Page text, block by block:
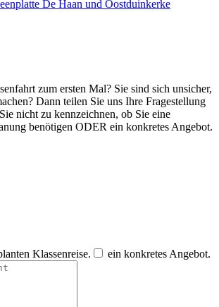
De Haan und Oostduinkerke
zum ersten Mal? Sie sind sich unsicher,
Dann teilen Sie uns Ihre Fragestellung
nicht zu kennzeichnen, ob Sie eine
benötigen ODER ein konkretes Angebot.
Klassenreise.
ein konkretes Angebot.